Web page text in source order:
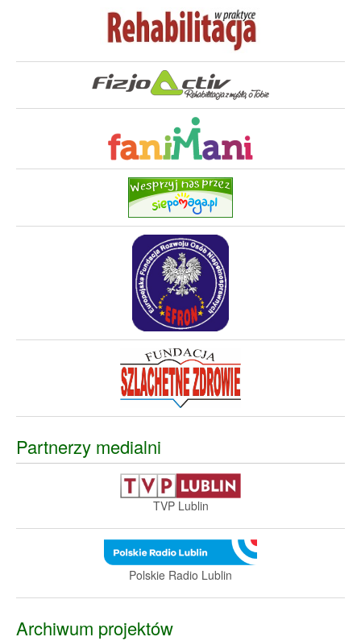
Partnerzy medialni
TVP Lublin
Polskie Radio Lublin
Archiwum projektów